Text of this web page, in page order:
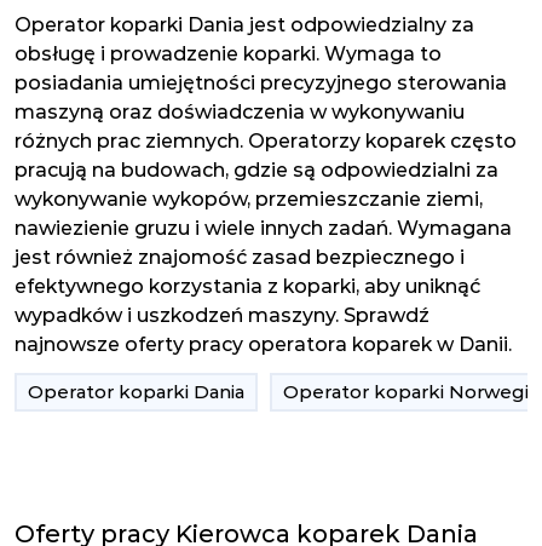
Operator koparki Dania jest odpowiedzialny za
obsługę i prowadzenie koparki. Wymaga to
posiadania umiejętności precyzyjnego sterowania
maszyną oraz doświadczenia w wykonywaniu
różnych prac ziemnych. Operatorzy koparek często
pracują na budowach, gdzie są odpowiedzialni za
wykonywanie wykopów, przemieszczanie ziemi,
nawiezienie gruzu i wiele innych zadań. Wymagana
jest również znajomość zasad bezpiecznego i
efektywnego korzystania z koparki, aby uniknąć
wypadków i uszkodzeń maszyny. Sprawdź
najnowsze oferty pracy operatora koparek w Danii.
Operator koparki Dania Operator koparki Norwegia
Oferty pracy Kierowca koparek Dania